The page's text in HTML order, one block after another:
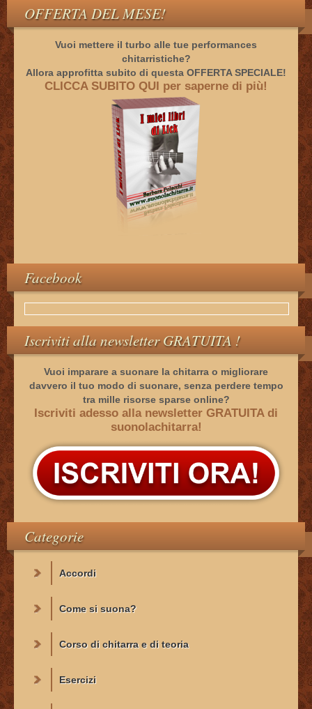
OFFERTA DEL MESE!
Vuoi mettere il turbo alle tue performances
chitarristiche?
Allora approfitta subito di questa OFFERTA SPECIALE!
CLICCA SUBITO QUI per saperne di più!
Facebook
Iscriviti alla newsletter GRATUITA !
Vuoi imparare a suonare la chitarra o migliorare
davvero il tuo modo di suonare, senza perdere tempo
tra mille risorse sparse online?
Iscriviti adesso alla newsletter GRATUITA di
suonolachitarra!
Categorie
Accordi
Come si suona?
Corso di chitarra e di teoria
Esercizi